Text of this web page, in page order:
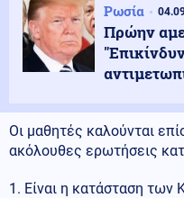
Ρωσία
Πρώην
Οι μαθητές καλούνται
ακόλουθες ερωτήσεις
1. Είναι η κατάσταση των